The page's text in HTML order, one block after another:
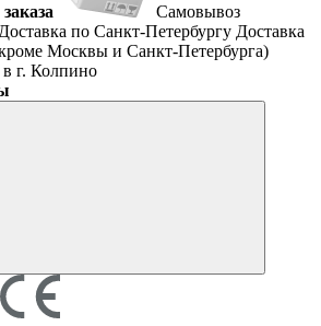
Самовывоз
Доставка по Санкт-Петербургу Доставка
Москвы и Санкт-Петербурга)
г. Колпино